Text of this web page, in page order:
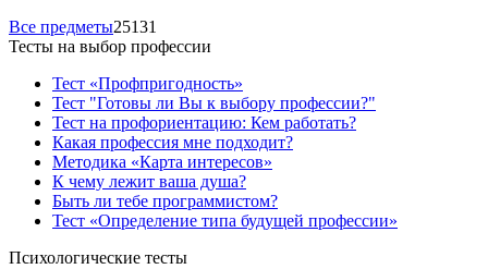
Все предметы25131
Тесты на выбор профессии
Тест «Профпригодность»
Тест "Готовы ли Вы к выбору профессии?"
Тест на профориентацию: Кем работать?
Какая профессия мне подходит?
Методика «Карта интересов»
К чему лежит ваша душа?
Быть ли тебе программистом?
Тест «Определение типа будущей профессии»
Психологические тесты